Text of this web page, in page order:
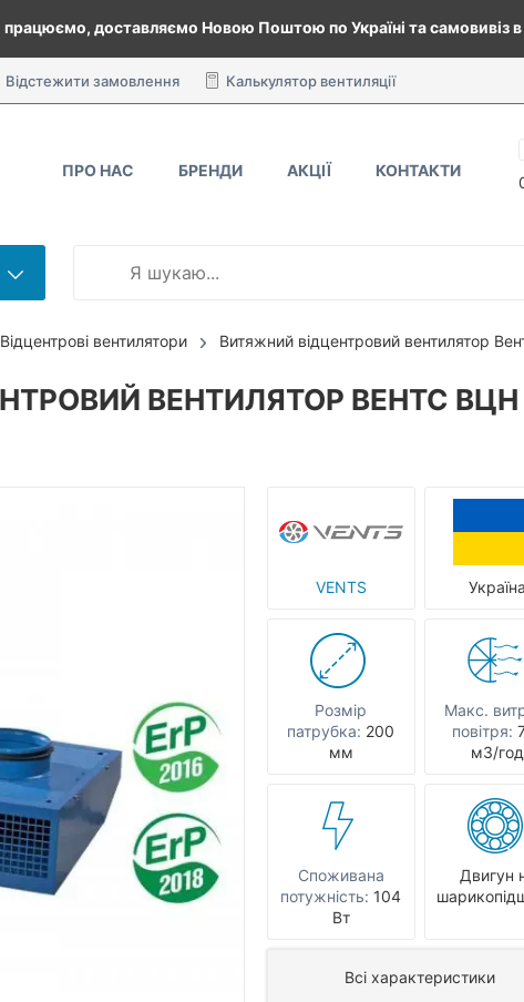
доставляємо Новою Поштою по Україні та самовивіз в
Відстежити замовлення Калькулятор вентиляції
ПРО НАС БРЕНДИ АКЦІЇ КОНТАКТИ
Відцентрові вентилятори Витяжний відцентровий вентилятор
ВЕНТИЛЯТОР ВЕНТС ВЦН
VENTS Україна
Розмір
патрубка: 200
мм
Макс.
повітря:
мЗ/год
Споживана
потужність: 104
Вт
Двигун
Всі характеристики